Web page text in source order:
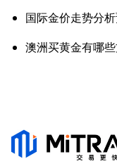
国际金价走势分
澳洲买黄金有哪